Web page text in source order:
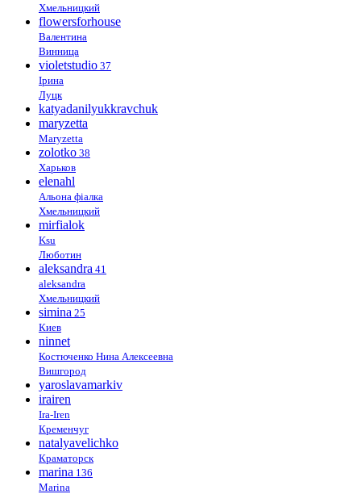
Хмельницкий
flowersforhouse
Валентина
Винница
violetstudio 37
Ірина
Луцк
katyadanilyukkravchuk
maryzetta
Maryzetta
zolotko 38
Харьков
elenahl
Альона фіалка
Хмельницкий
mirfialok
Ksu
Люботин
aleksandra 41
aleksandra
Хмельницкий
simina 25
Киев
ninnet
Костюченко Нина Алексеевна
Вишгород
yaroslavamarkiv
irairen
Ira-Iren
Кременчуг
natalyavelichko
Краматорск
marina 136
Marina